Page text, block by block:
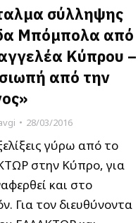
σύλληψης
Μπόμπολα από
Κύπρου –
από την
28/03/2016
γύρω από το
στην Κύπρο, για
και στο
Για τον διευθύνοντα